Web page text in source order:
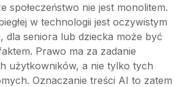
społeczeństwo nie jest monolitem.
w technologii jest oczywistym
dla seniora lub dziecka może być
Prawo ma za zadanie
użytkowników, a nie tylko tych
Oznaczanie treści AI to zatem